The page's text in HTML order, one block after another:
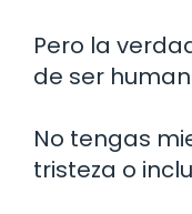
Pero la
de ser
No tengas
tristeza o